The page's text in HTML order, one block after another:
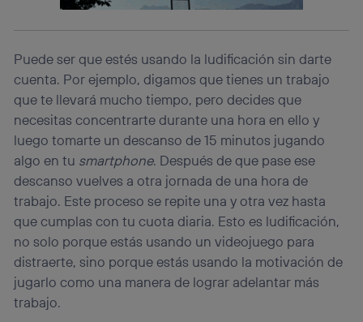
Puede ser que estés usando la ludificación sin darte
cuenta. Por ejemplo, digamos que tienes un trabajo
que te llevará mucho tiempo, pero decides que
necesitas concentrarte durante una hora en ello y
luego tomarte un descanso de 15 minutos jugando
algo en tu smartphone. Después de que pase ese
descanso vuelves a otra jornada de una hora de
trabajo. Este proceso se repite una y otra vez hasta
que cumplas con tu cuota diaria. Esto es ludificación,
no solo porque estás usando un videojuego para
distraerte, sino porque estás usando la motivación de
jugarlo como una manera de lograr adelantar más
trabajo.
consienta el uso de la tecnología recibirá el mismo
identificador. Típicamente:
conexión de banda ancha
(p. ej., Wi-Fi),
el marketing o análisis se realizará en función de las
actividades de navegación de los miembros del hogar
que hayan dado su consentimiento.
Si utilizasdatos móviles , el marketing será más
personalizado, ya que se basará únicamente en la
navegación del usuario del móvil.
Puedes gestionar los consentimientos Utiq seleccionando
“Administrar Utiq” en la parte inferior de esta página web o
visitando el portal de privacidad de Utiq
(“consenthub”). Para más información, consulta
política de privacidad de Utiq